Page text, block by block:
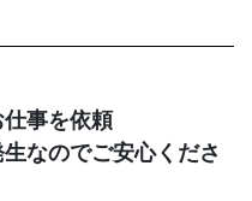
仕事を依頼
なのでご安心くださ